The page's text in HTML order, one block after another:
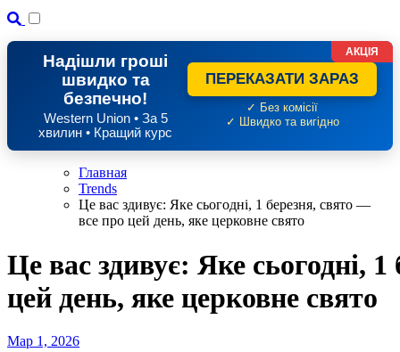
Надішли гроші
швидко та
безпечно!
Western Union • За 5
хвилин • Кращий курс
ПЕРЕКАЗАТИ ЗАРАЗ
✓ Без комісії
✓ Швидко та вигідно
АКЦІЯ
Главная
Trends
Це вас здивує: Яке сьогодні, 1 березня, свято —
все про цей день, яке церковне свято
Це вас здивує: Яке сьогодні,
цей день, яке церковне свято
Мар 1, 2026